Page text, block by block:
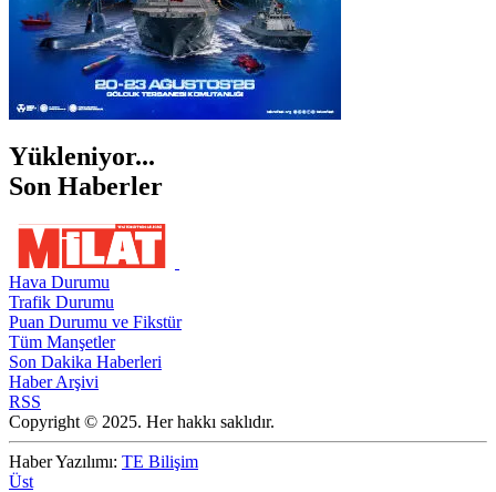
Yükleniyor...
Son Haberler
Hava Durumu
Trafik Durumu
Puan Durumu ve Fikstür
Tüm Manşetler
Son Dakika Haberleri
Haber Arşivi
RSS
Copyright © 2025. Her hakkı saklıdır.
Haber Yazılımı: TE Bilişim
Üst